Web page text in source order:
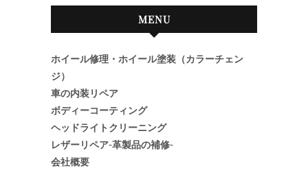
MENU
ホイール修理・ホイール塗装（カラーチェン
ジ）
車の内装リペア
ボディーコーティング
ヘッドライトクリーニング
レザーリペア-革製品の補修-
会社概要